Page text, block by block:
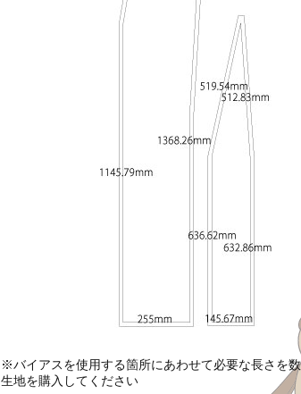
※バイアスを使用する箇所にあわせて必要な長さを
生地を購入してください